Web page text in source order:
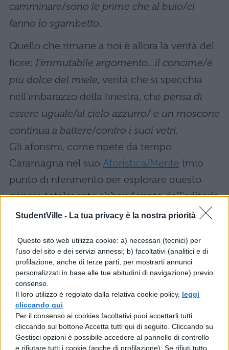
StudentVille - La tua privacy è la nostra priorità
Questo sito web utilizza cookie: a) necessari (tecnici) per
l'uso del sito e dei servizi annessi; b) facoltativi (analitici e di
profilazione, anche di terze parti, per mostrarti annunci
personalizzati in base alle tue abitudini di navigazione) previo
consenso.
Il loro utilizzo è regolato dalla relativa cookie policy, leggi
cliccando qui
Per il consenso ai cookies facoltativi puoi accettarli tutti
cliccando sul bottone Accetta tutti qui di seguito. Cliccando su
Gestisci opzioni è possibile accedere al pannello di controllo
e rifiutare tutti i cookie (anche di profilazione); Se rifiuti tutto,
camminare/sono le prime che al buio/ci
fanno lo sgambetto.
Quello che rimane a noi è allora la verità del
fiore: l’immutabile argomento…il concime/è
più dolce del miele, verità che si specchia
nell’imbarazzo della finestra, che pensa di
essere uguale/al cielo azzurro/ e un moscone
continua a battere/contro i suoi vetri.
Gli aforismi, come ripete da tempo
Caramagna nel suo Aforistica/Mente (mio
punto di riferimento per esplorare questo
genere totalmente abbandonato dall’editoria
italiana) non sono infatti materia di
bella figura’ con amici e conoscenti (come si
vantano alcune raccolte di ‘detti’ famosi per
aumentare le vendite).
Ma gli aforismi non sono neanche abissi, a
differenza della poesia, né paesaggi da
percorrere, fra salite discese e inevitabili